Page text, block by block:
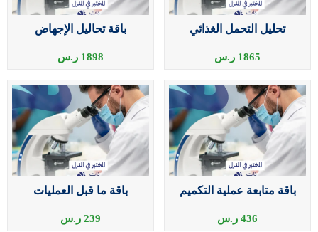
تحليل التحمل الغذائي
1865 ر.س
باقة تحاليل الإجهاض
1898 ر.س
باقة متابعة عملية التكميم
436 ر.س
باقة ما قبل العمليات
239 ر.س